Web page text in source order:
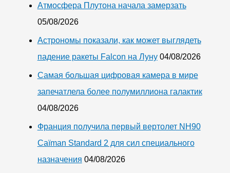
Атмосфера Плутона начала замерзать
05/08/2026
Астрономы показали, как может выглядеть
падение ракеты Falcon на Луну 04/08/2026
Самая большая цифровая камера в мире
запечатлела более полумиллиона галактик
04/08/2026
Франция получила первый вертолет NH90
Caïman Standard 2 для сил специального
назначения 04/08/2026